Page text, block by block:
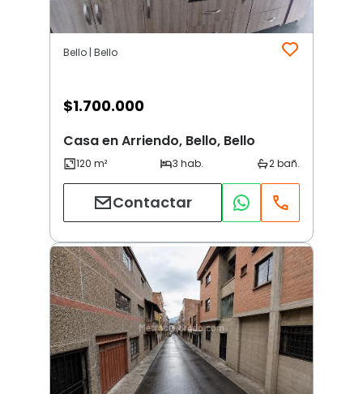
Bello | Bello
$1.700.000
Casa en Arriendo, Bello, Bello
Contactar